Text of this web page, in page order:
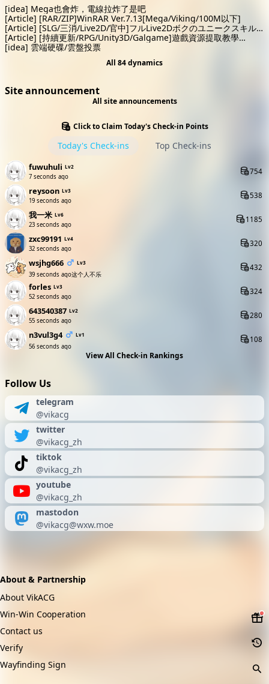
[idea] Mega也會炸，電線拉炸了是吧
[Article] [RAR/ZIP]WinRAR Ver.7.13[Mega/Viking/100M以下]
[Article] [SLG/三消/Live2D/官中]フルLive2Dボクのユニークスキル
は中出しレベリング -Nakadashi levelling- 異世界スケベマッチ3エ
ロRPG[PC/Mega/OD/5G]
[Article] [持續更新/RPG/Unity3D/Galgame]遊戲資源提取教學
[PC/100G+]
[idea] 雲端硬碟/雲盤投票
All 84 dynamics
Site announcement
All site announcements
Click to Claim Today's Check-in Points
Today's Check-ins Top Check-ins
fuwuhuli Lv2
7 seconds ago
754
reysoon Lv3
19 seconds ago
538
我一米 Lv6
23 seconds ago
1185
zxc99191 Lv4
32 seconds ago
320
wsjhg666 Lv3
39 seconds ago这个人不乐
432
forles Lv3
52 seconds ago
324
643540387 Lv2
55 seconds ago
280
n3vul3g4 Lv1
56 seconds ago
108
View All Check-in Rankings
Follow Us
telegram
@vikacg
twitter
@vikacg_zh
tiktok
@vikacg_zh
youtube
@vikacg_zh
mastodon
@vikacg@wxw.moe
About & Partnership
About VikACG
Win-Win Cooperation
Contact us
Verify
Wayfinding Sign